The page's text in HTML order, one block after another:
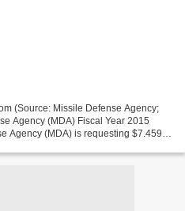
(Source: Missile Defense Agency;
Agency (MDA) Fiscal Year 2015
Agency (MDA) is requesting $7.459